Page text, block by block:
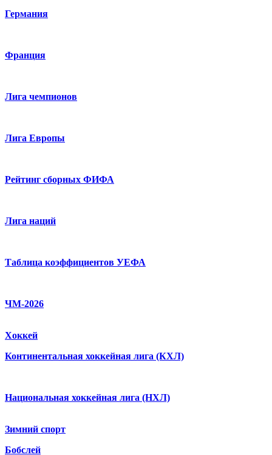
Германия
Франция
Лига чемпионов
Лига Европы
Рейтинг сборных ФИФА
Лига наций
Таблица коэффициентов УЕФА
ЧМ-2026
Хоккей
Континентальная хоккейная лига (КХЛ)
Национальная хоккейная лига (НХЛ)
Зимний спорт
Бобслей